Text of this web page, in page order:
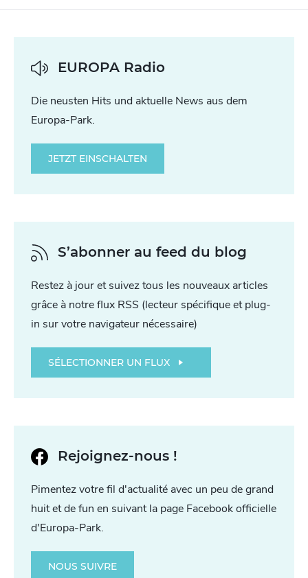
EUROPA Radio
Die neusten Hits und aktuelle News aus dem
Europa-Park.
JETZT EINSCHALTEN
S’abonner au feed du blog
Restez à jour et suivez tous les nouveaux articles
grâce à notre flux RSS (lecteur spécifique et plug-
in sur votre navigateur nécessaire)
SÉLECTIONNER UN FLUX
Rejoignez-nous !
Pimentez votre fil d'actualité avec un peu de grand
huit et de fun en suivant la page Facebook officielle
d'Europa-Park.
NOUS SUIVRE